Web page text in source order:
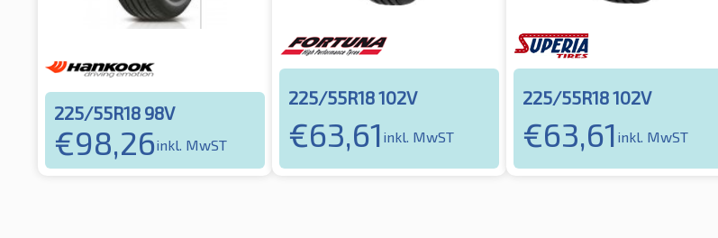
225/55R18 98V
€98,26inkl. MwST
225/55R18 102V
€63,61 inkl. MwST
225/55R18 102V
€63,61 inkl. MwST